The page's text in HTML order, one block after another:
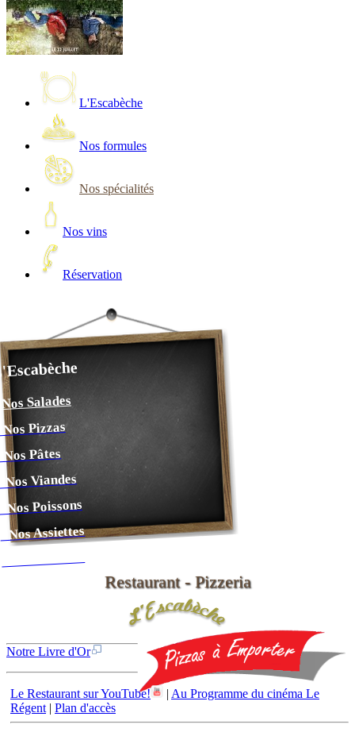
L'Escabèche
Nos formules
Nos spécialités
Nos vins
Réservation
Salades
Pizzas
Nos Pâtes
Nos Viandes
Nos Poissons
- Nos Assiettes
- Nos Desserts
Restaurant - Pizzeria
Notre Livre d'Or
Le Restaurant sur YouTube! | Au Programme du cinéma Le
Régent | Plan d'accès